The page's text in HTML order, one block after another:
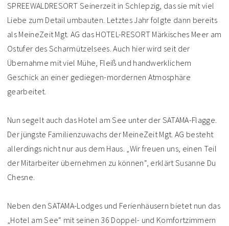
SPREEWALDRESORT Seinerzeit in Schlepzig, das sie mit viel
Liebe zum Detail umbauten. Letztes Jahr folgte dann bereits
als MeineZeit Mgt. AG das HOTEL-RESORT Märkisches Meer am
Ostufer des Scharmützelsees. Auch hier wird seit der
Übernahme mit viel Mühe, Fleiß und handwerklichem
Geschick an einer gediegen-mordernen Atmosphäre
gearbeitet.
Nun segelt auch das Hotel am See unter der SATAMA-Flagge.
Der jüngste Familienzuwachs der MeineZeit Mgt. AG besteht
allerdings nicht nur aus dem Haus. „Wir freuen uns, einen Teil
der Mitarbeiter übernehmen zu können“, erklärt Susanne Du
Chesne.
Neben den SATAMA-Lodges und Ferienhäusern bietet nun das
„Hotel am See“ mit seinen 36 Doppel- und Komfortzimmern